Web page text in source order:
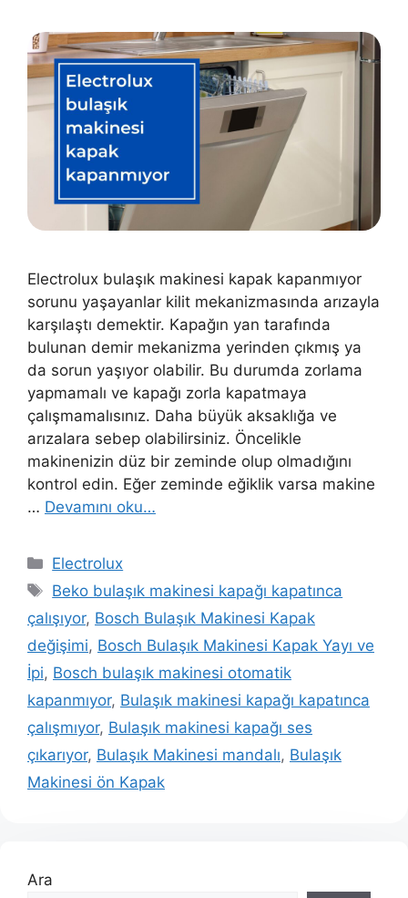
Electrolux bulaşık makinesi kapak kapanmıyor
sorunu yaşayanlar kilit mekanizmasında arızayla
karşılaştı demektir. Kapağın yan tarafında
bulunan demir mekanizma yerinden çıkmış ya
da sorun yaşıyor olabilir. Bu durumda zorlama
yapmamalı ve kapağı zorla kapatmaya
çalışmamalısınız. Daha büyük aksaklığa ve
arızalara sebep olabilirsiniz. Öncelikle
makinenizin düz bir zeminde olup olmadığını
kontrol edin. Eğer zeminde eğiklik varsa makine
… Devamını oku…
Kategoriler
Electrolux
Etiketler
Beko bulaşık makinesi kapağı kapatınca
çalışıyor, Bosch Bulaşık Makinesi Kapak
değişimi, Bosch Bulaşık Makinesi Kapak Yayı ve
İpi, Bosch bulaşık makinesi otomatik
kapanmıyor, Bulaşık makinesi kapağı kapatınca
çalışmıyor, Bulaşık makinesi kapağı ses
çıkarıyor, Bulaşık Makinesi mandalı, Bulaşık
Makinesi ön Kapak
Ara